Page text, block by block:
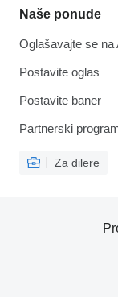
Naše ponude
Oglašavajte se na
Postavite oglas
Postavite baner
Partnerski
Za dilere